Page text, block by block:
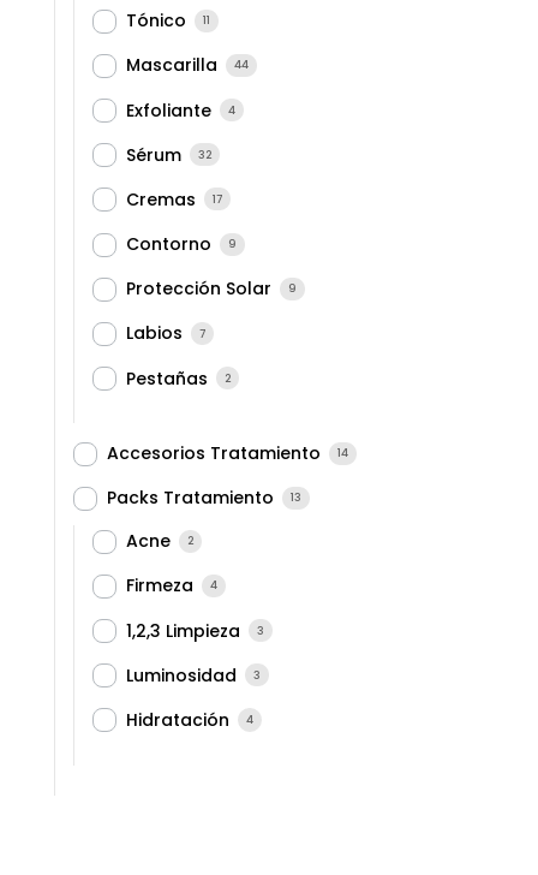
Tónico 11
Mascarilla 44
Exfoliante 4
Sérum 32
Cremas 17
Contorno 9
Protección Solar 9
Labios 7
Pestañas 2
Accesorios Tratamiento 14
Packs Tratamiento 13
Acne 2
Firmeza 4
1,2,3 Limpieza 3
Luminosidad 3
Hidratación 4